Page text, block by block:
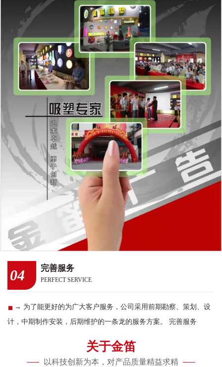
04 完善服务
PERFECT SERVICE
→ 为了能更好的为广大客户服务，公司采用前期勘察、策划、设
计，中期制作安装，后期维护的一条龙的服务方案。 完善服务
关于金笛
以科技创新为本，对产品质量精益求精